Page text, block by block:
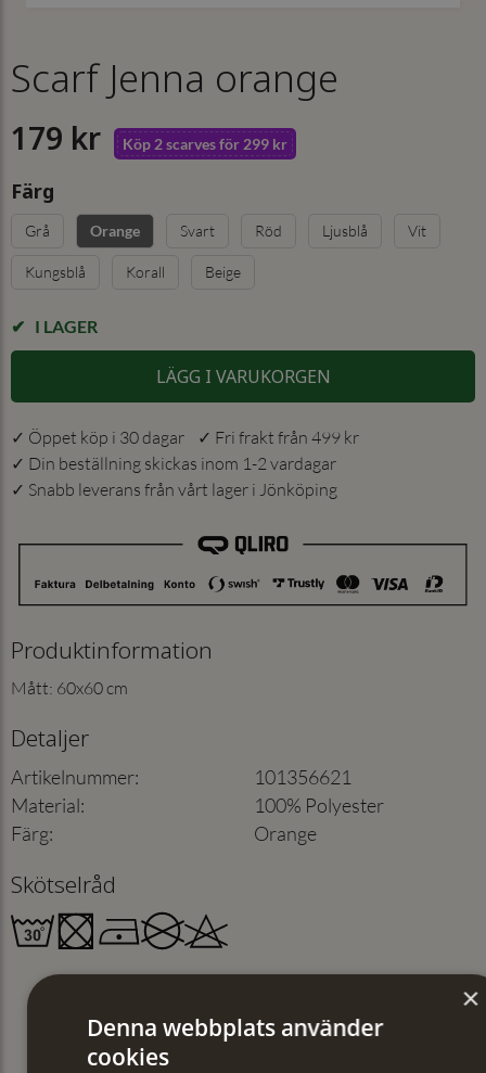
Scarf Jenna orange
179 kr Köp 2 scarves för 299 kr
Färg
Grå Orange Svart Röd Ljusblå Vit
Kungsblå Korall Beige
I LAGER
LÄGG I VARUKORGEN
✓ Öppet köp i 30 dagar ✓ Fri frakt från 499 kr
✓ Din beställning skickas inom 1-2 vardagar
✓ Snabb leverans från vårt lager i Jönköping
Produktinformation
Mått: 60x60 cm
Detaljer
Artikelnummer:
101356621
Material:
100% Polyester
Färg: Orange
Skötselråd
×
Denna webbplats använder
cookies